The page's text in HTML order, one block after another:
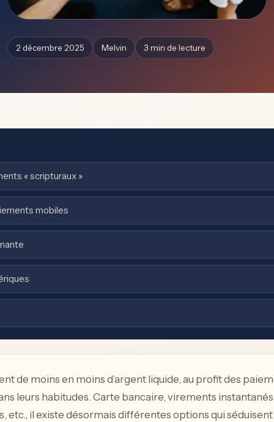
2 décembre 2025 Melvin 3 min de lecture
« scripturaux »
mobiles
de moins en moins d’argent liquide, au profit des
leurs habitudes. Carte bancaire, virements
etc., il existe désormais différentes options qui